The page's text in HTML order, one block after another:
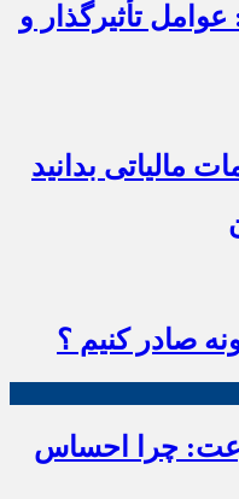
نیشابور: عوامل تأثیرگذار و
مالیاتی بدانید
صادر کنیم ؟
چرا احساس